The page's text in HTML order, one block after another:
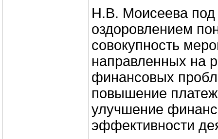
Н.В. Моисеева
оздоровлением
совокупность
направленных на
финансовых
повышение
улучшение
эффективности